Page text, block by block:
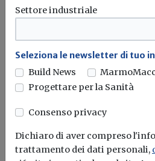
Idrogeno verde, una
l'energia del futuro.
troppo caro
attraverso l'utilizzo
momento...
Settore industriale
Seleziona le newsletter di tuo
Build News
Progettare per la Sanità
Consenso privacy
Dichiaro di aver compreso
trattamento dei dati personali,